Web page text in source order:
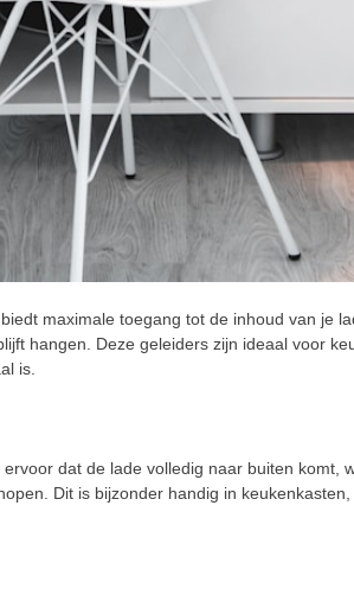
maximale toegang tot de inhoud van je
hangen. Deze geleiders zijn ideaal voor
is.
dat de lade volledig naar buiten komt,
Dit is bijzonder handig in